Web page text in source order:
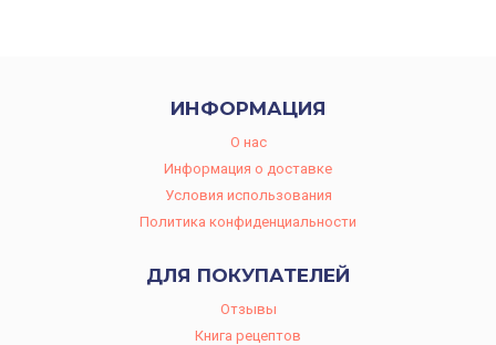
ИНФОРМАЦИЯ
O нас
Информация о доставке
Условия использования
Политика конфиденциальности
ДЛЯ ПОКУПАТЕЛЕЙ
Отзывы
Книга рецептов